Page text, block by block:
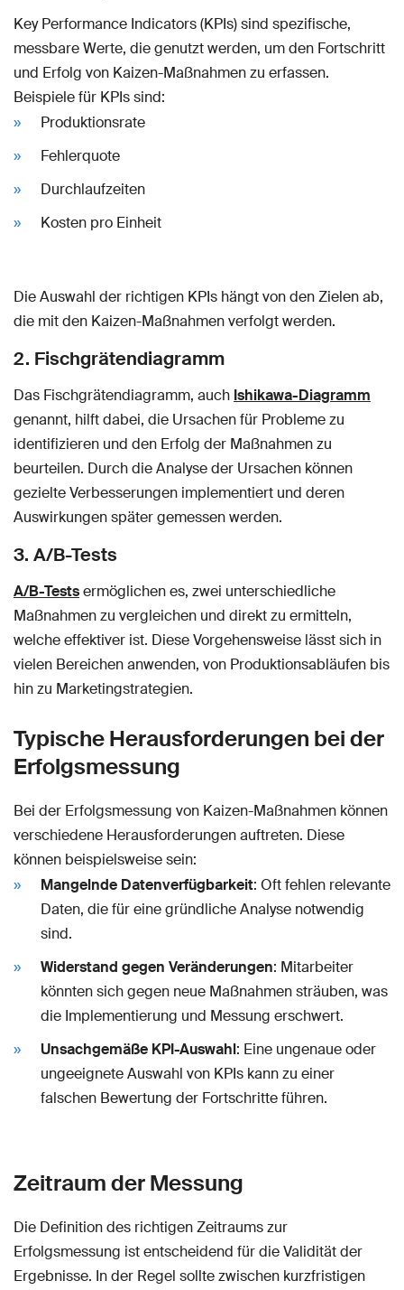
Key Performance Indicators (KPIs) sind spezifische,
messbare Werte, die genutzt werden, um den Fortschritt
und Erfolg von Kaizen-Maßnahmen zu erfassen.
Beispiele für KPIs sind:
Produktionsrate
Fehlerquote
Durchlaufzeiten
Kosten pro Einheit
Die Auswahl der richtigen KPIs hängt von den Zielen ab,
die mit den Kaizen-Maßnahmen verfolgt werden.
2. Fischgrätendiagramm
Das Fischgrätendiagramm, auch Ishikawa-Diagramm
genannt, hilft dabei, die Ursachen für Probleme zu
identifizieren und den Erfolg der Maßnahmen zu
beurteilen. Durch die Analyse der Ursachen können
gezielte Verbesserungen implementiert und deren
Auswirkungen später gemessen werden.
3. A/B-Tests
A/B-Testsermöglichen es, zwei unterschiedliche
Maßnahmen zu vergleichen und direkt zu ermitteln,
welche effektiver ist. Diese Vorgehensweise lässt sich in
vielen Bereichen anwenden, von Produktionsabläufen bis
hin zu Marketingstrategien.
Typische Herausforderungen bei der
Erfolgsmessung
Bei der Erfolgsmessung von Kaizen-Maßnahmen können
verschiedene Herausforderungen auftreten. Diese
können beispielsweise sein:
Mangelnde Datenverfügbarkeit: Oft fehlen relevante
Daten, die für eine gründliche Analyse notwendig
sind.
Widerstand gegen Veränderungen: Mitarbeiter
könnten sich gegen neue Maßnahmen sträuben, was
die Implementierung und Messung erschwert.
Unsachgemäße KPI-Auswahl: Eine ungenaue oder
ungeeignete Auswahl von KPIs kann zu einer
falschen Bewertung der Fortschritte führen.
Zeitraum der Messung
Die Definition des richtigen Zeitraums zur
Erfolgsmessung ist entscheidend für die Validität der
Ergebnisse. In der Regel sollte zwischen kurzfristigen